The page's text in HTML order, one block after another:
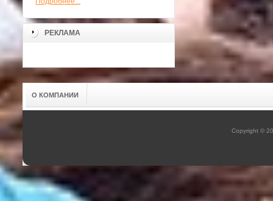
РЕКЛАМА
О КОМПАНИИ
Copyright ©